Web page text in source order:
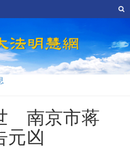
南京市蒋
元凶